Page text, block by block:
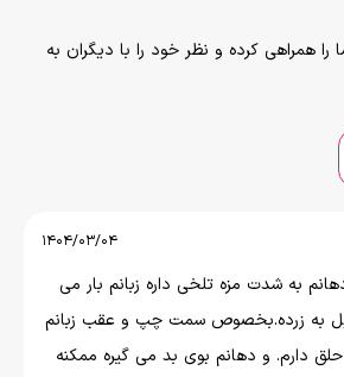
را همراهی کرده و نظر خود را با دیگران به
1404/03/04
دهانم به شدت مزه تلخی داره زبانم بار می
به زرده.بخصوص سمت چپ و عقب زبانم
دارم. و دهانم بوی بد می گیره ممکنه